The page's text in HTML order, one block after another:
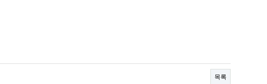
목록